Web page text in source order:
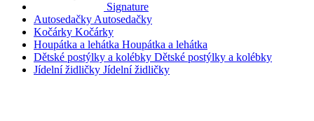
Signature
Autosedačky Autosedačky
Kočárky Kočárky
Houpátka a lehátka Houpátka a lehátka
Dětské postýlky a kolébky Dětské postýlky a kolébky
Jídelní židličky Jídelní židličky